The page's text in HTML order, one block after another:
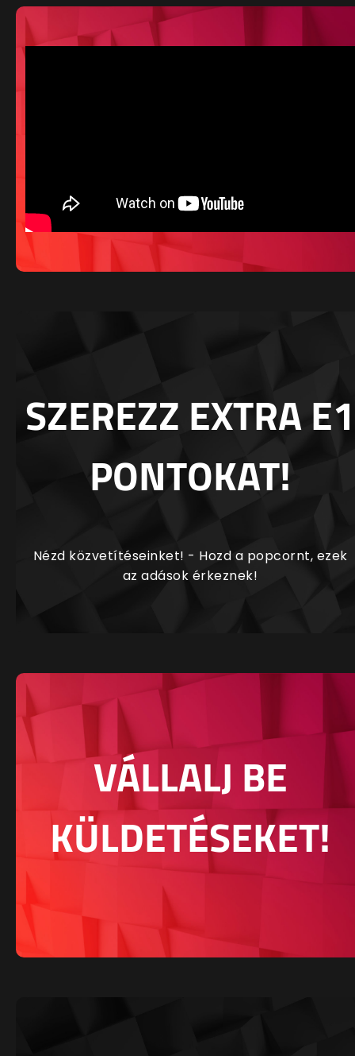
SZEREZZ EXTRA E1
PONTOKAT!
Nézd közvetítéseinket! - Hozd a popcornt, ezek
az adások érkeznek!
VÁLLALJ BE
KÜLDETÉSEKET!